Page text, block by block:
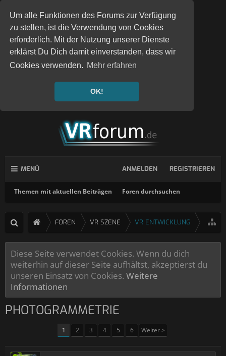
Um alle Funktionen des Forums zur Verfügung
zu stellen, ist die Verwendung von Cookies
erforderlich. Mit der Nutzung unserer Dienste
erklärst Du Dich damit einverstanden, dass wir
Cookies verwenden. Mehr erfahren
OK!
MENÜ
Themen mit aktuellen Beiträgen Foren durchsuchen
ANMELDEN REGISTRIEREN
FOREN VR SZENE VR ENTWICKLUNG
Diese Seite verwendet Cookies. Wenn du dich
weiterhin auf dieser Seite aufhältst, akzeptierst du
unseren Einsatz von Cookies. Weitere
Informationen
PHOTOGRAMMETRIE
1 2 3 4 5 6 Weiter >